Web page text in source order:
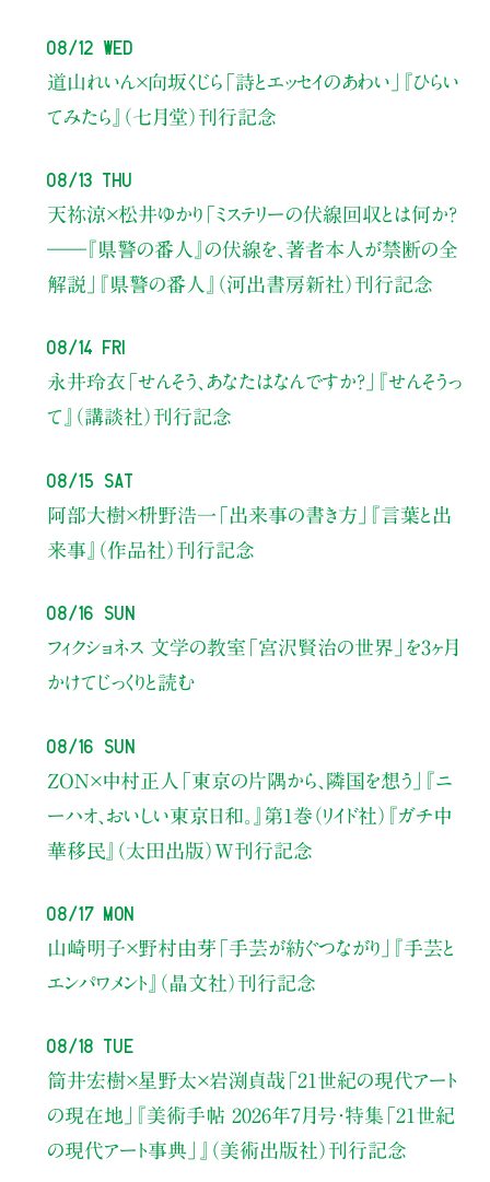
08/12 Wed
道山れいん×向坂くじら 「詩とエッセイのあわい」
『ひらい
てみたら』（七月堂）刊行記念
08/13 Thu
天祢涼×松井ゆかり 「ミステリーの伏線回収とは何か？
――『県警の番人』の伏線を、著者本人が禁断の全
解説」
『県警の番人』（河出書房新社）刊行記念
08/14 Fri
永井玲衣 「せんそう、あなたはなんですか？」
『せんそうっ
て』（講談社）刊行記念
08/15 Sat
阿部大樹×枡野浩一 「出来事の書き方」
『言葉と出
来事』（作品社）刊行記念
08/16 Sun
フィクショネス 文学の教室 「宮沢賢治の世界」を3ヶ月
かけてじっくりと読む
08/16 Sun
ZON×中村正人 「東京の片隅から、隣国を想う」
『ニ
ーハオ、おいしい東京日和。』第1巻（リイド社） 『ガチ中
華移民』（太田出版）W刊行記念
08/17 Mon
山崎明子×野村由芽 「手芸が紡ぐつながり」
『手芸と
エンパワメント』（晶文社）刊行記念
08/18 Tue
筒井宏樹×星野太×岩渕貞哉 「21世紀の現代アート
の現在地」
『美術手帖 2026年7月号・特集「21世紀
の現代アート事典」』（美術出版社）刊行記念